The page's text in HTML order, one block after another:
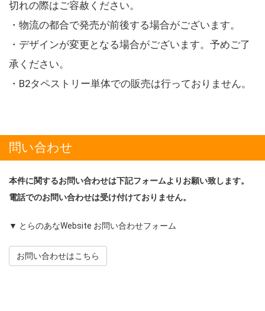
切れの際はご容赦ください。
・物流の都合で発売が前後する場合がございます。
・デザインが変更となる場合がございます。予めご了
承ください。
・B2タペストリー単体での販売は行っておりません。
問い合わせ
本件に関するお問い合わせは下記フォームよりお願い致します。
電話でのお問い合わせは受け付けておりません。
▼ とらのあなWebsite お問い合わせフォーム
お問い合わせはこちら